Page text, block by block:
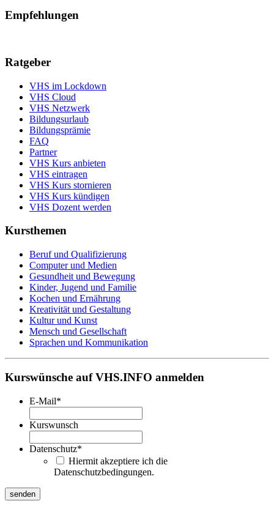
Empfehlungen
Ratgeber
VHS im Lockdown
VHS Cloud
VHS Netzwerk
Bildungsurlaub
Bildungsprämie
FAQ
Partner
VHS Kurs anbieten
VHS eintragen
VHS Kurs stornieren
VHS Kurs kündigen
VHS Dozent werden
Kursthemen
Beruf und Qualifizierung
Computer und Medien
Gesundheit und Bewegung
Kinder, Jugend und Familie
Kochen und Ernährung
Kreativität und Gestaltung
Kultur und Kunst
Mensch und Gesellschaft
Sprachen und Kommunikation
Kurswünsche auf VHS.INFO anmelden
E-Mail*
Kurswunsch
Datenschutz*
Hiermit akzeptiere ich die
Datenschutzbedingungen.